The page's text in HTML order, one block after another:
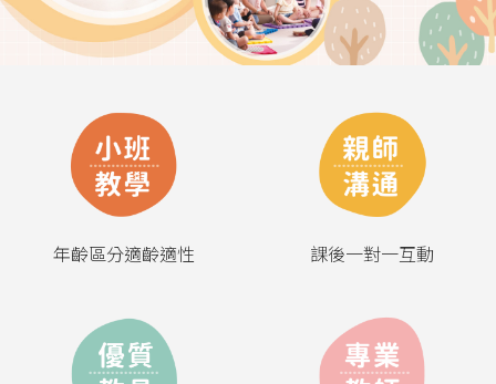
年齡區分適齡適性 課後一對一互動